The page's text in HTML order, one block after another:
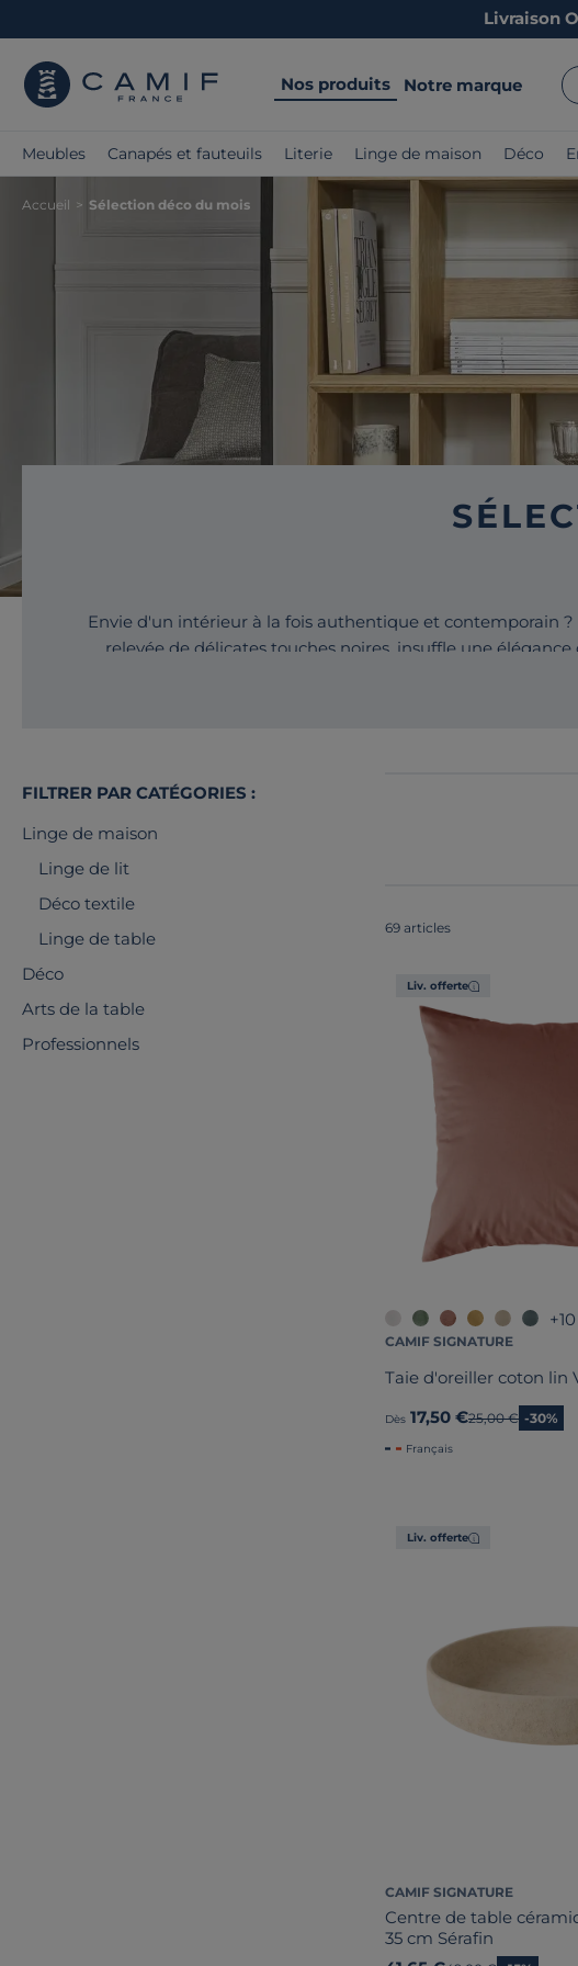
Livraison
Nos produits Notre marque
Meubles Canapés et fauteuils Literie Linge de maison Déco
Accueil > Sélection déco du mois
Envie d'un intérieur à la fois authentique et contemporain ?
relevée de délicates touches noires, insuffle une
découvrez une collection pensée
FILTRER PAR CATÉGORIES :
Linge de maison
Linge de lit
Déco textile
Linge de table
Déco
Arts de la table
Professionnels
69 articles
Liv. offerte
+10
CAMIF SIGNATURE
Taie d'oreiller coton lin
Dès 17,50 €Ancien prix
25,00 € -30%
Français
Liv. offerte
CAMIF SIGNATURE
Centre de table
35 cm Sérafin